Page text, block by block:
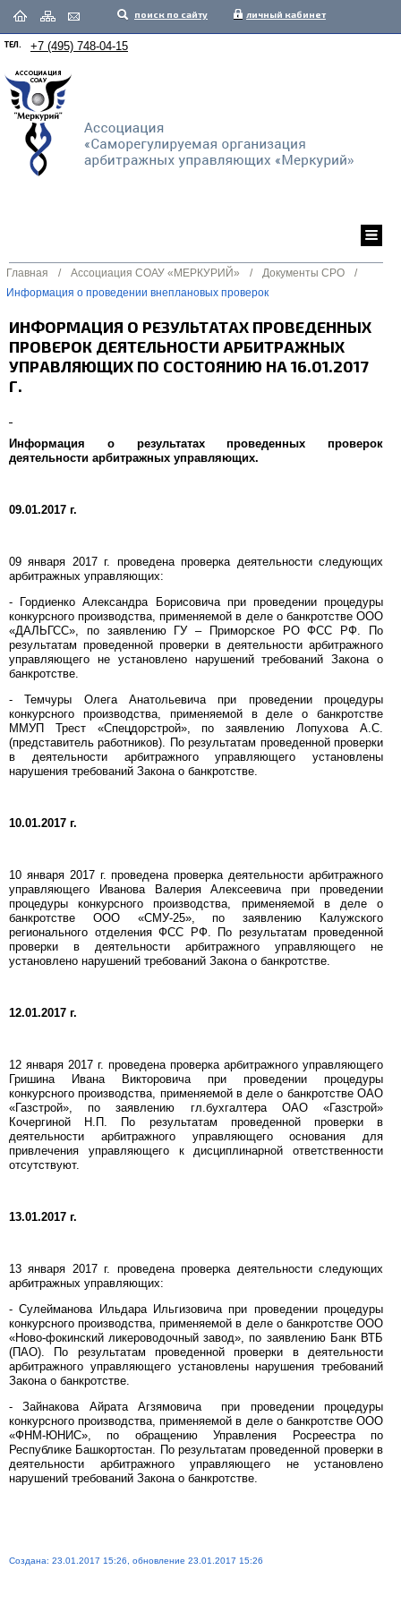
поиск по сайту личный кабинет
ТЕЛ. +7 (495) 748-04-15
Главная / Ассоциация СОАУ «МЕРКУРИЙ» / Документы СРО
/
Информация о проведении внеплановых проверок
ИНФОРМАЦИЯ О РЕЗУЛЬТАТАХ ПРОВЕДЕННЫХ
ПРОВЕРОК ДЕЯТЕЛЬНОСТИ АРБИТРАЖНЫХ
УПРАВЛЯЮЩИХ ПО СОСТОЯНИЮ НА 16.01.2017
Г.
Информация о результатах проведенных проверок
деятельности арбитражных управляющих.
09.01.2017 г.
09 января 2017 г. проведена проверка деятельности следующих
арбитражных управляющих:
- Гордиенко Александра Борисовича при проведении процедуры
конкурсного производства, применяемой в деле о банкротстве ООО
«ДАЛЬГСС», по заявлению ГУ – Приморское РО ФСС РФ. По
результатам проведенной проверки в деятельности арбитражного
управляющего не установлено нарушений требований Закона о
банкротстве.
- Темчуры Олега Анатольевича при проведении процедуры
конкурсного производства, применяемой в деле о банкротстве
ММУП Трест «Спецдорстрой», по заявлению Лопухова А.С.
(представитель работников). По результатам проведенной проверки
в деятельности арбитражного управляющего установлены
нарушения требований Закона о банкротстве.
10.01.2017 г.
10 января 2017 г. проведена проверка деятельности арбитражного
управляющего Иванова Валерия Алексеевича при проведении
процедуры конкурсного производства, применяемой в деле о
банкротстве ООО «СМУ-25», по заявлению Калужского
регионального отделения ФСС РФ. По результатам проведенной
проверки в деятельности арбитражного управляющего не
установлено нарушений требований Закона о банкротстве.
12.01.2017 г.
12 января 2017 г. проведена проверка арбитражного управляющего
Гришина Ивана Викторовича при проведении процедуры
конкурсного производства, применяемой в деле о банкротстве ОАО
«Газстрой», по заявлению гл.бухгалтера ОАО «Газстрой»
Кочергиной Н.П. По результатам проведенной проверки в
деятельности арбитражного управляющего основания для
привлечения управляющего к дисциплинарной ответственности
отсутствуют.
13.01.2017 г.
13 января 2017 г. проведена проверка деятельности следующих
арбитражных управляющих:
- Сулейманова Ильдара Ильгизовича при проведении процедуры
конкурсного производства, применяемой в деле о банкротстве ООО
«Ново-фокинский ликероводочный завод», по заявлению Банк ВТБ
(ПАО). По результатам проведенной проверки в деятельности
арбитражного управляющего установлены нарушения требований
Закона о банкротстве.
- Зайнакова Айрата Агзямовича при проведении процедуры
конкурсного производства, применяемой в деле о банкротстве ООО
«ФНМ-ЮНИС», по обращению Управления Росреестра по
Республике Башкортостан. По результатам проведенной проверки в
деятельности арбитражного управляющего не установлено
нарушений требований Закона о банкротстве.
Создана: 23.01.2017 15:26, обновление 23.01.2017 15:26